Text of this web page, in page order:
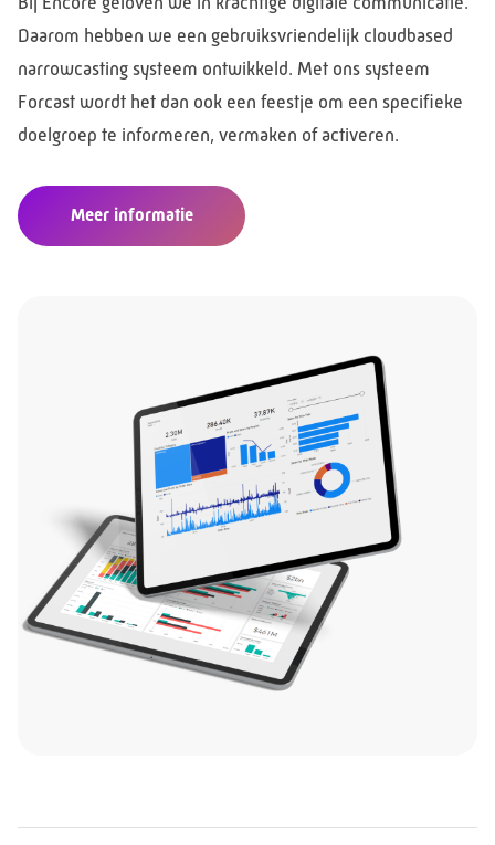
Daarom hebben we een gebruiksvriendelijk cloudbased
narrowcasting systeem ontwikkeld. Met ons systeem
Forcast wordt het dan ook een feestje om een specifieke
doelgroep te informeren, vermaken of activeren.
Meer informatie